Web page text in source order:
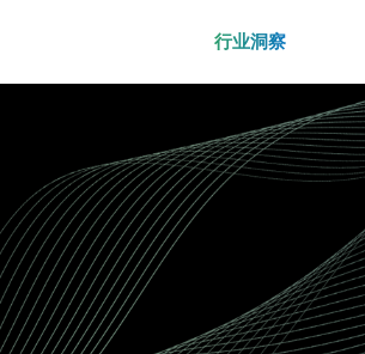
行业洞察